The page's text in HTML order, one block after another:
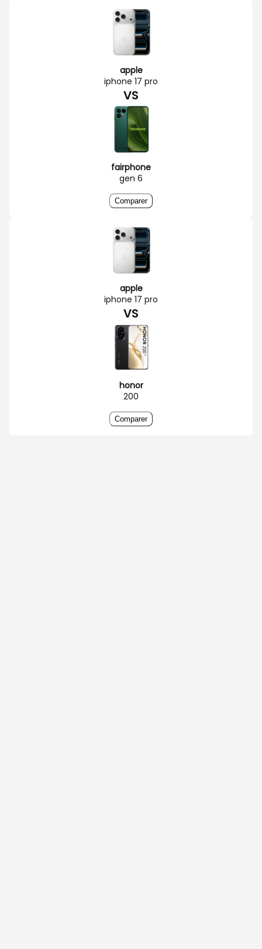
apple
iphone 17 pro
VS
fairphone
gen 6
Comparer
apple
iphone 17 pro
VS
honor
200
Comparer